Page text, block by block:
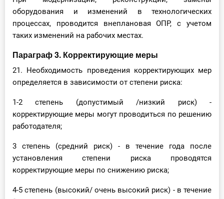
оборудования и изменений в технологических
процессах, проводится внеплановая ОПР, с учетом
таких изменений на рабочих местах.
Параграф 3. Корректирующие меры
21. Необходимость проведения корректирующих мер
определяется в зависимости от степени риска:
1-2 степень (допустимый /низкий риск) -
корректирующие меры могут проводиться по решению
работодателя;
3 степень (средний риск) - в течение года после
установления степени риска проводятся
корректирующие меры по снижению риска;
4-5 степень (высокий/ очень высокий риск) - в течение